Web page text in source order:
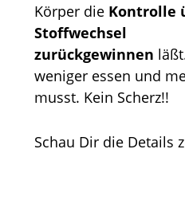
Körper die Kontrolle
Stoffwechsel
zurückgewinnen
weniger essen und
musst. Kein Scherz!!
Schau Dir die Details